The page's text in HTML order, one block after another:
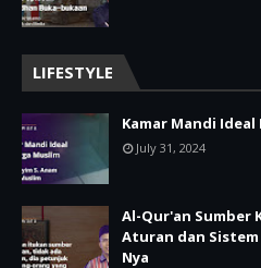
LIFESTYLE
Kamar Mandi
July 31, 2024
Al-Qur'an Sumber
Aturan dan
Nya